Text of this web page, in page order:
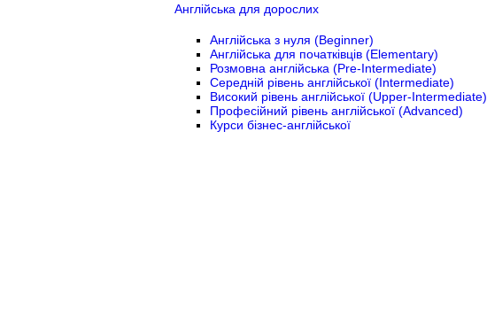
Англійська для дорослих
Англійська з нуля (Beginner)
Англійська для початківців (Elementary)
Розмовна англійська (Pre-Intermediate)
Середній рівень англійської (Intermediate)
Високий рівень англійської (Upper-Intermediate)
Професійний рівень англійської (Advanced)
Курси бізнес-англійської